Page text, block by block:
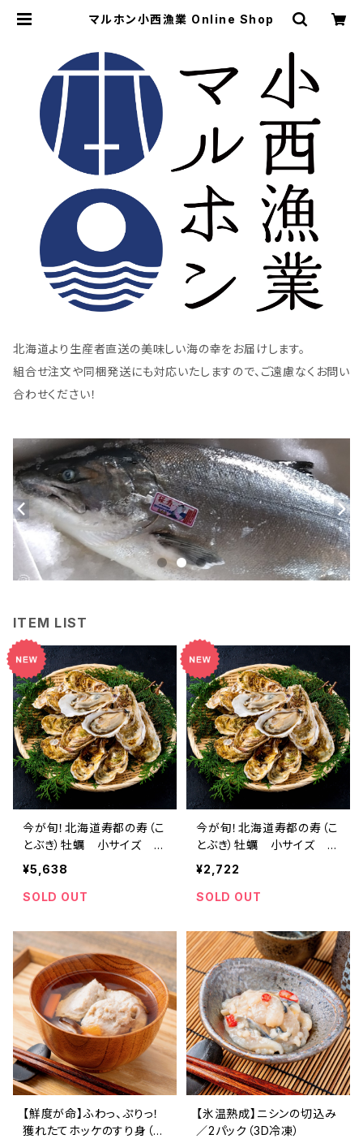
マルホン小西漁業 Online Shop
北海道より生産者直送の美味しい海の幸をお届けします。
組合せ注文や同梱発送にも対応いたしますので、ご遠慮なくお問い
合わせください！
ITEM LIST
今が旬！北海道寿都の寿（こ
とぶき）牡蠣 小サイズ 5
0個入り カキナイフ付き
産地直送 北海道 北海道産
寿都 寿都産 海鮮 海産物
¥5,638
SOLD OUT
今が旬！北海道寿都の寿（こ
とぶき）牡蠣 小サイズ 2
0個入り カキナイフ付き
産地直送 北海道 北海道産
寿都 寿都産 海鮮 海産物
¥2,722
SOLD OUT
【鮮度が命】ふわっ、ぷりっ！
獲れたてホッケのすり身（無
【氷温熟成】ニシンの切込み
／2パック（3D冷凍）